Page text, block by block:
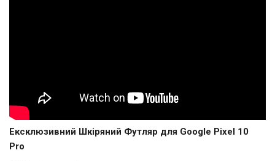
Ексклюзивний Шкіряний Футляр для Google Pixel 10
Pro